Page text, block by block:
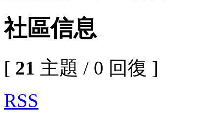
社區信息
[ 21 主題 / 0 回復 ]
RSS